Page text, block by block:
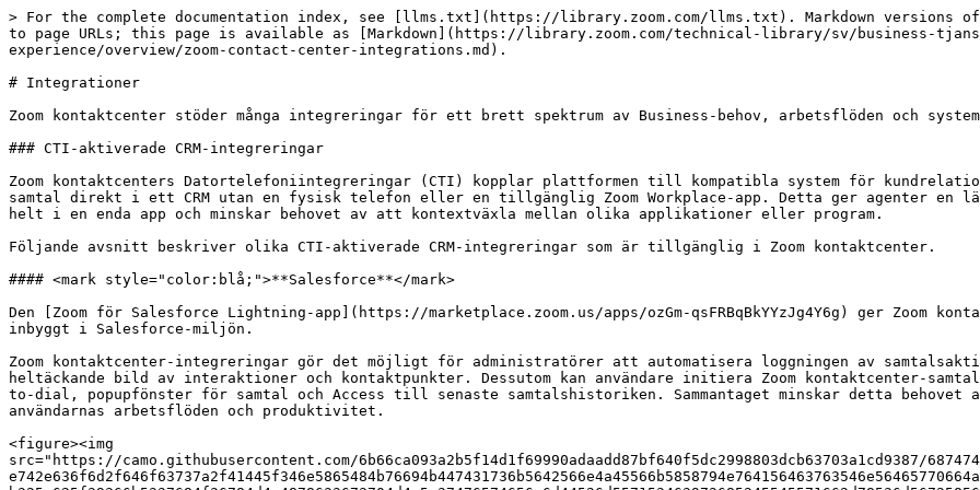
> For the complete documentation index, see [llms.txt](https://library.zoom.com/llms.txt). Markdown versions of documentation pages are available by appending `.md` to page URLs; this page is available as [Markdown](https://library.zoom.com/technical-library/sv/business-tjanster/zoom-contact-center/zoom-customer-experience/overview/zoom-contact-center-integrations.md).

# Integrationer

Zoom kontaktcenter stöder många integreringar för ett brett spektrum av Business-behov, arbetsflöden och system. Några av dessa lyfts fram i följande avsnitt.

### CTI-aktiverade CRM-integreringar

Zoom kontaktcenters Datortelefoniintegreringar (CTI) kopplar plattformen till kompatibla system för kundrelationshantering (CRM), vilket gör att agenter kan hantera samtal direkt i ett CRM utan en fysisk telefon eller en tillgänglig Zoom Workplace-app. Detta ger agenter en lättviktig upplevelse som samlar kontaktcenterupplevelsen helt i en enda app och minskar behovet av att kontextväxla mellan olika applikationer eller program.

Följande avsnitt beskriver olika CTI-aktiverade CRM-integreringar som är tillgänglig i Zoom kontaktcenter.

#### <mark style="color:blå;">**Salesforce**</mark>

Den [Zoom för Salesforce Lightning-app](https://marketplace.zoom.us/apps/ozGm-qsFRBqBkYYzJg4Y6g) ger Zoom kontaktcenter-agenter sömlös kommunikation och samarbete inbyggt i Salesforce-miljön.

Zoom kontaktcenter-integreringar gör det möjligt för administratörer att automatisera loggningen av samtalsaktiviteter och detaljer i Salesforce-poster, vilket ger en heltäckande bild av interaktioner och kontaktpunkter. Dessutom kan användare initiera Zoom kontaktcenter-samtal i Salesforce-applikationen med funktioner som click-to-dial, popupfönster för samtal och Access till senaste samtalshistoriken. Sammantaget minskar detta behovet av kontextväxling mellan program och förbättrar användarnas arbetsflöden och produktivitet.

<figure><img src="https://camo.githubusercontent.com/6b66ca093a2b5f14d1f69990adaadd87bf640f5dc2998803dcb63703a1cd9387/68747470733a2f2f6c68372d72742e676f6f676c6575736572636f6e74656e742e636f6d2f646f63737a2f41445f346e5865484b76694b447431736b5642566e4a45566b5858794e764156463763546e56465770664a506b677974384638456d6b4f472d7546377352396b794847682d786b325a625f39366b5337684f36784d4a4878633673704d4e5a37476574656e6d44526d557153463972685245545571662d78536d56725856565868325279594d344e4b5776303f6b65793d5a7a395158525067515046534d58753942366e784577" alt=""><figcaption></figcaption></figure>

#### <mark style="color:blå;">**Zendesk**</mark>

Integrering av Zoom kontaktcenter [Zendesk](https://www.zendesk.com/marketplace/apps/support/858721/zoom-contact-center/) medför kraftfulla kontaktcenterfunktioner direkt i Zendesks kundservicemiljö.

Zoom kontaktcenter-integreringar effektiviserar arbetsflöden genom att låta agenter hantera både inkommande och utgående samtal, visa kunduppgifter via popupfönster på skärmen och uppdatera ärenden — allt i Zendesk-plattformen. Med automatisk loggning av interaktioner och enkel Access till kundposter kan agenter leverera snabbare och mer korrekt service, vilket leder till högre kundnöjdhet och förbättrad övergripande prestanda.

<figure><img src="https://camo.githubusercontent.com/b0c2cf23994241038536ff1c1b85d583a807026007fc885d7a428afe7cc3dd24/68747470733a2f2f6c68372d72742e676f6f676c6575736572636f6e74656e742e636f6d2f646f63737a2f41445f346e586434397647484541715a7159517a427247464c385673764b4f563038584e42505572734b5648796574385257464b6c724d716a484b484f49784444545f704b584f7764753646656e354a674237526679745661686d3531656a6e7a425269456c43326b716f6e75764b70335a443365554b4954597746783441784f76466338666e775772486430413f6b65793d5a7a395158525067515046534d58753942366e784577" alt=""><figcaption></figcaption></figure>

#### <mark style="color:blå;">**ServiceNow**</mark>

Zoom kontaktcenter-integreringar [ServiceNow](https://store.servicenow.com/sn_appstore_store.do#!/store/application/42d936b31bedd1500b6acb72604bcba6/1.0.0?referer=%2Fstore%2Fsearch%3Flistingtype%3Dallintegrations%25253Bancillary_app%25253Bcertified_apps%25253Bcontent%25253Bindustry_solution%25253Boem%25253Butility%25253Btemplate%26q%3Dzoom%2520contact%2520center\&sl=sh) skapar ett sömlöst arbetsflöde för kundserviceteam genom att bädda in avancerade kommunikationsverktyg direkt i ServiceNow-plattformen.\
\
Denna integrering gör det möjligt för agenter att hantera inkommande och utgående samtal sömlöst i ServiceNow, med funktioner som omedelbar identifiering av uppringare, skärm-popupfönster som visar kundinformation och click-to-dial-funktion. Den loggar också automatiskt alla interaktioner i ServiceNow-plattformen, inklusive agentanteckningar och dispositioner, vilket hjälper till att säkerställa att allt finns på ett och samma ställe. Genom att eliminera behovet av att växla mellan system gör denna integrering att agenter kan fokusera på att leverera snabb, personlig Support, vilket leder till snabbare ärendelösning och högre kundnöjdhet.

<figure><img src="https://camo.githubusercontent.com/6c172cdecff10c5b880bc47c5823970f75671deb3da11c885457bb7108fa0140/68747470733a2f2f6c68372d72742e676f6f676c6575736572636f6e74656e742e636f6d2f646f63737a2f41445f346e586366633278565f68586f44784d7a7961474365464c4c5a435265586d6872756f7945366567445f4a39737461774744367654525344726d30696b6a3265574733756f466233563676675f6455375072584162564d6376462d574d496d30366d3268425a3961474d703332595252594278365334554f35653343693578596f756e796e597a4e3579413f6b65793d5a7a395158525067515046534d58753942366e784577" alt=""><figcaption></figcaption></figure>

#### <mark style="color:blå;">**Microsoft Dynamics 365**</mark>

Zoom kontaktcenter-integreringar [Microsoft Dynamics 365](https://appsource.microsoft.com/en-GB/product/dynamics-365/zoomvideocommunicationsinc1606804757469.zccmsd365?tab=Overview) för in kontaktcenterfunktionalitet direkt i Dynamics-miljön och effektiviserar arbetsflöden för agenter.

Denna integrering stöder röst-, video- och meddelandekanalerna och gör att agenter kan hantera engagemang inbyggt i Dynamics 365. I appen kan agenter ta anteckningar, logga dispositionskoder och förlita sig på automatisk loggning så att alla engagemangsdetaljer lagras utan ansträngning.

<figure><img src="https://camo.githubusercontent.com/11f926b9e68ed81f62ed25f8b9c850ede36f69da1ce0dbe4891d0cb5841691d7/